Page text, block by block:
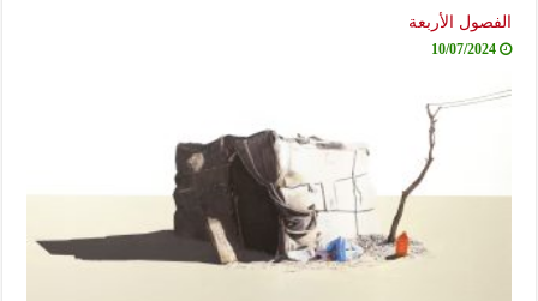
الفصول الأربعة
10/07/2024